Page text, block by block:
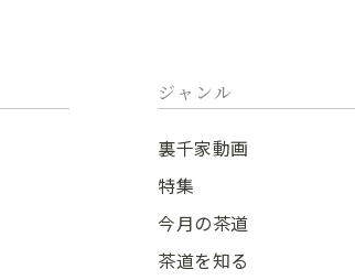
ジャンル
裏千家動画
特集
今月の茶道
茶道を知る